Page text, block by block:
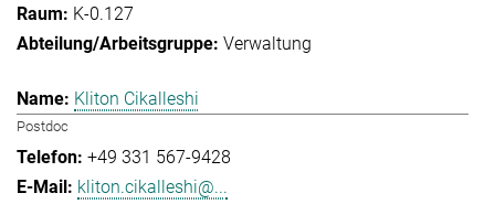
K-0.127
Verwaltung
Kliton Cikalleshi
Postdoc
+49 331 567-9428
kliton.cikalleshi@...